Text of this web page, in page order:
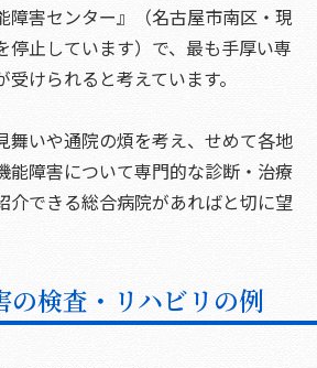
障害センター』（名古屋市南区・現
停止しています）で、最も手厚い専
けられると考えています。
舞いや通院の煩を考え、せめて各地
能障害について専門的な診断・治療
介できる総合病院があればと切に望
の検査・リハビリの例